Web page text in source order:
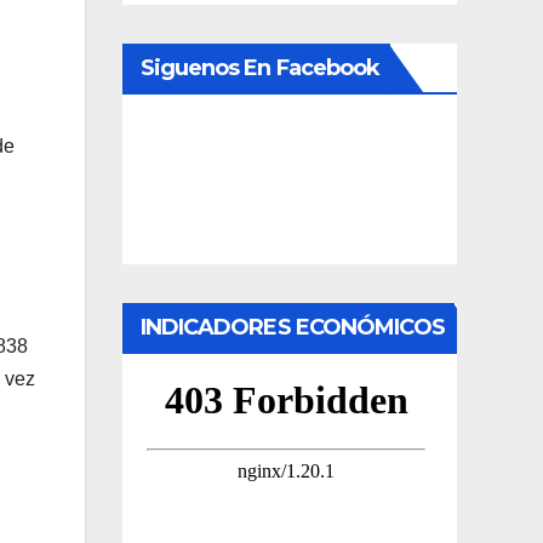
vez
Siguenos En Facebook
INDICADORES ECONÓMICOS